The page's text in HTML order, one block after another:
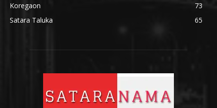
Koregaon
73
Satara Taluka
65